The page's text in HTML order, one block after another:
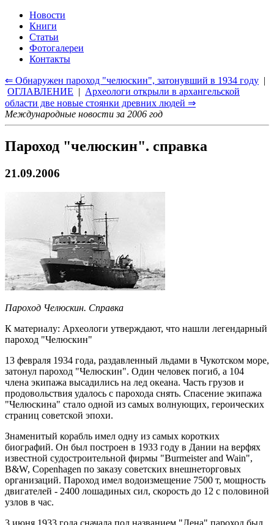
Новости
Книги
Статьи
Фотогалереи
Контакты
⇐ Обнаружен пароход "челюскин", затонувший в 1934 году |
ОГЛАВЛЕНИЕ | Археологи открыли в архангельской
области две новые стоянки древних людей ⇒
Международные новости за 2006 год
Пароход "челюскин". справка
21.09.2006
Пароход Челюскин. Справка
К материалу: Археологи утверждают, что нашли легендарный
пароход "Челюскин"
13 февраля 1934 года, раздавленный льдами в Чукотском море,
затонул пароход "Челюскин". Один человек погиб, а 104
члена экипажа высадились на лед океана. Часть грузов и
продовольствия удалось с парохода снять. Спасение экипажа
"Челюскина" стало одной из самых волнующих, героических
страниц советской эпохи.
Знаменитый корабль имел одну из самых коротких
биографий. Он был построен в 1933 году в Дании на верфях
известной судостроительной фирмы "Burmeister and Wain",
B&W, Copenhagen по заказу советских внешнеторговых
организаций. Пароход имел водоизмещение 7500 т, мощность
двигателей - 2400 лошадиных сил, скорость до 12 с половиной
узлов в час.
3 июня 1933 года сначала под названием "Лена" пароход был